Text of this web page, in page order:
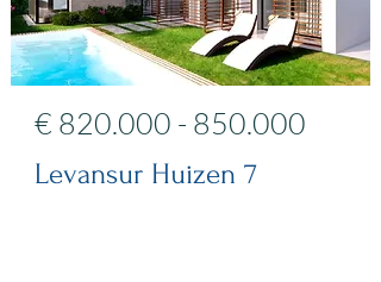
€ 820.000 - 850.000
Levansur Huizen 7